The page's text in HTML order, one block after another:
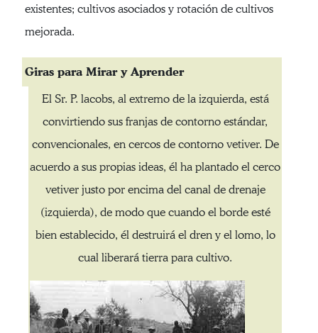
existentes; cultivos asociados y rotación de cultivos
mejorada.
Giras para Mirar y Aprender
El Sr. P. lacobs, al extremo de la izquierda, está
convirtiendo sus franjas de contorno estándar,
convencionales, en cercos de contorno vetiver. De
acuerdo a sus propias ideas, él ha plantado el cerco
vetiver justo por encima del canal de drenaje
(izquierda), de modo que cuando el borde esté
bien establecido, él destruirá el dren y el lomo, lo
cual liberará tierra para cultivo.